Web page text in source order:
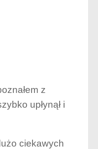
z
upłynął i
ciekawych